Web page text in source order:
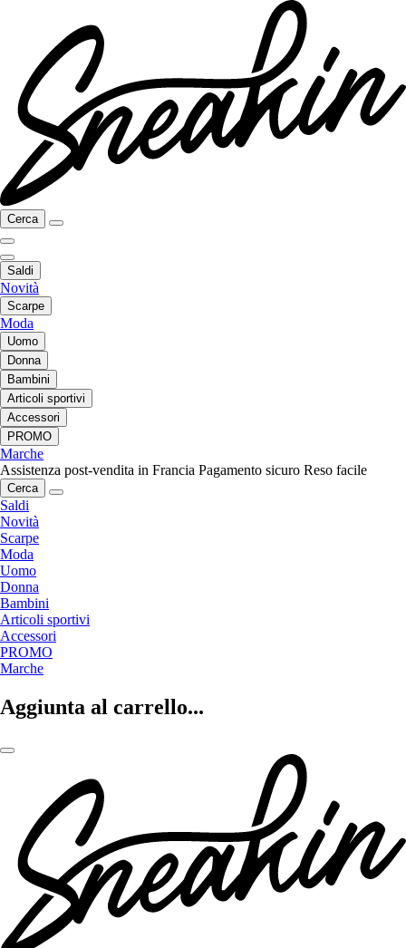
Cerca
Saldi
Novità
Scarpe
Moda
Uomo
Donna
Bambini
Articoli sportivi
Accessori
PROMO
Marche
Assistenza post-vendita in Francia Pagamento sicuro Reso facile
Cerca
Saldi
Novità
Scarpe
Moda
Uomo
Donna
Bambini
Articoli sportivi
Accessori
PROMO
Marche
Aggiunta al carrello...